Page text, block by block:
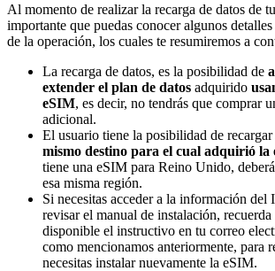
Al momento de realizar la recarga de datos de
importante que puedas conocer algunos
de la operación, los cuales te resumiremos a
La recarga de datos, es la posibilidad de
extender el plan de datos adquirido
eSIM, es decir, no tendrás que comprar
adicional.
El usuario tiene la posibilidad de recargar
mismo destino para el cual adquirió la
tiene una eSIM para Reino Unido,
esa misma región.
Si necesitas acceder a la información del
revisar el manual de instalación, recuerda
disponible el instructivo en tu correo
como mencionamos anteriormente, para
necesitas instalar nuevamente la eSIM.